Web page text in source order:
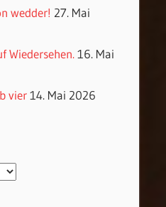
wedder! 27. Mai
Wiedersehen. 16. Mai
vier 14. Mai 2026